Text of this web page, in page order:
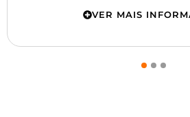
VER MAIS INFORMAÇÕES